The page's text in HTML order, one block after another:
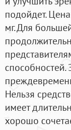
подойдет.
мг. Для
способностей.
Нельзя
имеет
хорошо